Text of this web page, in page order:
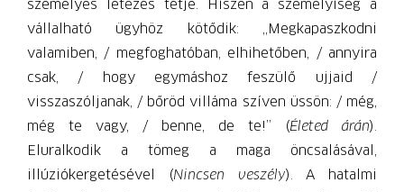
személyes létezés tétje. Hiszen a személyiség a
vállalható ügyhöz kötődik: „Megkapaszkodni
valamiben, / megfoghatóban, elhihetőben, / annyira
csak, / hogy egymáshoz feszülő ujjaid /
visszaszóljanak, / bőröd villáma szíven üssön: / még,
még te vagy, / benne, de te!” (Életed árán).
Eluralkodik a tömeg a maga öncsalásával,
illúziókergetésével (Nincsen veszély). A hatalmi